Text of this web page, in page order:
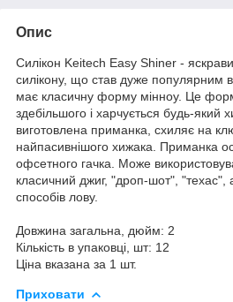
Опис
Силікон Keitech Easy Shiner -
силікону, що став дуже популярним
має класичну форму мінноу. Це
здебільшого і харчується будь-який
виготовлена приманка, схиляє на
найпасивнішого хижака. Приманка
офсетного гачка. Може
класичний джиг, "дроп-шот", "техас",
способів лову.
Довжина загальна, дюйм: 2
Кількість в упаковці, шт: 12
Ціна вказана за 1 шт.
Приховати